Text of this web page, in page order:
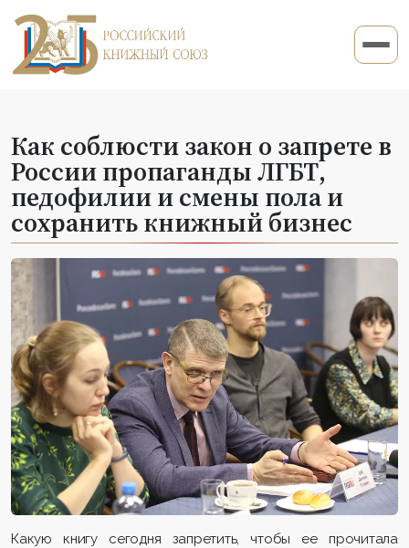
Как соблюсти закон о запрете в
России пропаганды ЛГБТ,
педофилии и смены пола и
сохранить книжный бизнес
Какую книгу сегодня запретить, чтобы ее прочитала